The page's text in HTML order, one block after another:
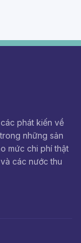
phát kiến về
những sản
mức chi phí thật
các nước thu